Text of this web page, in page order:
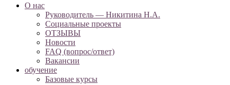
О нас
Руководитель — Никитина Н.А.
Социальные проекты
ОТЗЫВЫ
Новости
FAQ (вопрос/ответ)
Вакансии
обучение
Базовые курсы